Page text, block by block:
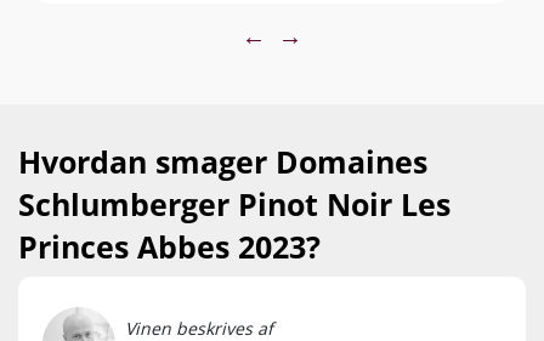
stegt tun og laks, fuglevildt, charcuteri, svampe og cremede
oste. Servér ved 14-17°C
← →
Hvordan smager Domaines
Schlumberger Pinot Noir Les
Princes Abbes 2023?
Vinen beskrives af